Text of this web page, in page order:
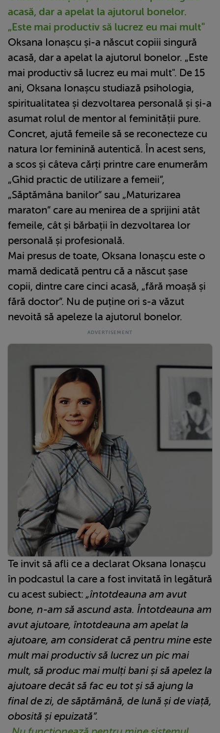
acasă, dar a apelat la ajutorul bonelor.
„Este mai productiv să lucrez eu mai mult"
Oksana Ionașcu și-a născut copiii singură
acasă, dar a apelat la ajutorul bonelor. „Este
mai productiv să lucrez eu mai mult". De 15
ani, Oksana Ionașcu studiază psihologia,
spiritualitatea și dezvoltarea personală și și-a
asumat rolul de mentor al feminității pure.
Concret, ajută femeile să se reconecteze cu
natura lor feminină autentică. În acest sens,
a scos și câteva cărți printre care enumerăm
„Ghid practic de utilizare a femeii”,
„Săptămâna banilor” sau „Maturizarea
maraton” care au menirea de a sprijini atât
femeile, cât și bărbații în dezvoltarea lor
personală și profesională.
Mai presus de toate, Oksana Ionașcu este o
mamă dedicată pentru că a născut șase
copii, dintre care cinci acasă, „fără moașă și
fără doctor”. Nu de puține ori s-a văzut
nevoită să apeleze la ajutorul bonelor.
Te invit să afli ce a declarat Oksana Ionașcu
în podcastul la care a fost invitată în legătură
cu acest subiect: „întotdeauna am avut
bone, n-am să ascund asta. Întotdeauna am
avut ajutoare, întotdeauna am apelat la
ajutoare, am considerat că pentru mine este
mult mai productiv să lucrez un pic mai
mult, să produc mai mulți bani și să apelez la
ajutoare decât să fac eu tot și să ajung la
final de zi, de săptămână, de lună și de viață,
obosită și epuizată”.